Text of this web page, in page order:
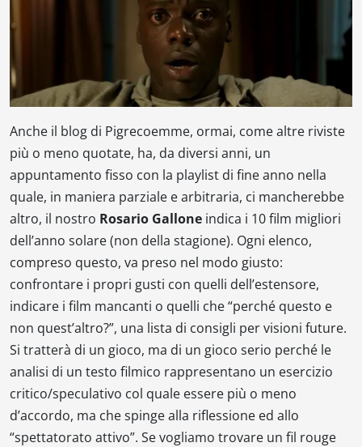
Anche il blog di Pigrecoemme, ormai, come altre riviste
più o meno quotate, ha, da diversi anni, un
appuntamento fisso con la playlist di fine anno nella
quale, in maniera parziale e arbitraria, ci mancherebbe
altro, il nostro Rosario Gallone indica i 10 film migliori
dell’anno solare (non della stagione). Ogni elenco,
compreso questo, va preso nel modo giusto:
confrontare i propri gusti con quelli dell’estensore,
indicare i film mancanti o quelli che “perché questo e
non quest’altro?”, una lista di consigli per visioni future.
Si tratterà di un gioco, ma di un gioco serio perché le
analisi di un testo filmico rappresentano un esercizio
critico/speculativo col quale essere più o meno
d’accordo, ma che spinge alla riflessione ed allo
“spettatorato attivo”. Se vogliamo trovare un fil rouge